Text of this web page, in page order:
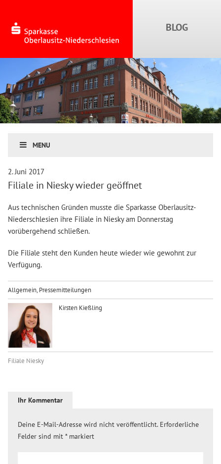
MENU
2. Juni 2017
Filiale in Niesky wieder geöffnet
Aus technischen Gründen musste die Sparkasse Oberlausitz-
Niederschlesien ihre Filiale in Niesky am Donnerstag
vorübergehend schließen.
Die Filiale steht den Kunden heute wieder wie gewohnt zur
Verfügung.
Allgemein, Pressemitteilungen
Kirsten Kießling
Filiale Niesky
Ihr Kommentar
Deine E-Mail-Adresse wird nicht veröffentlicht. Erforderliche
Felder sind mit *markiert